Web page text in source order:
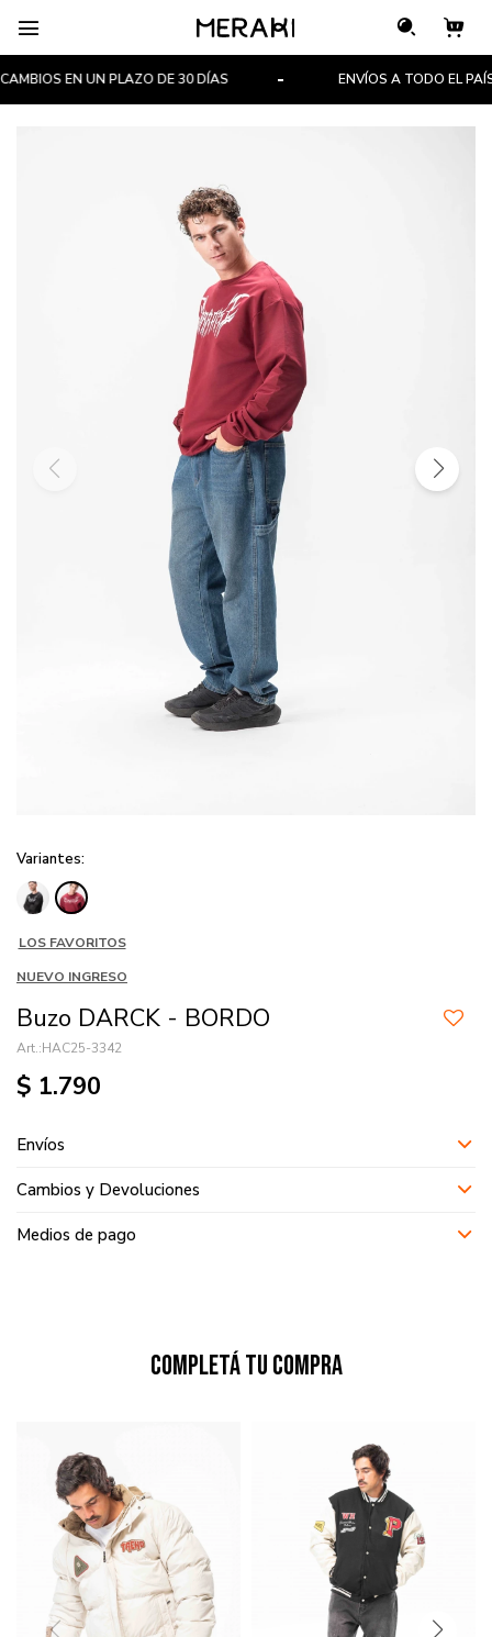

EN UN PLAZO DE 30 DÍAS ENVÍOS A TODO EL PAÍS
LOS FAVORITOS
NUEVO INGRESO
Buzo DARCK - BORDO
HAC25-3342
$ 1.790
Variantes:
Envíos
Cambios y Devoluciones
Medios de pago
Completá tu compra